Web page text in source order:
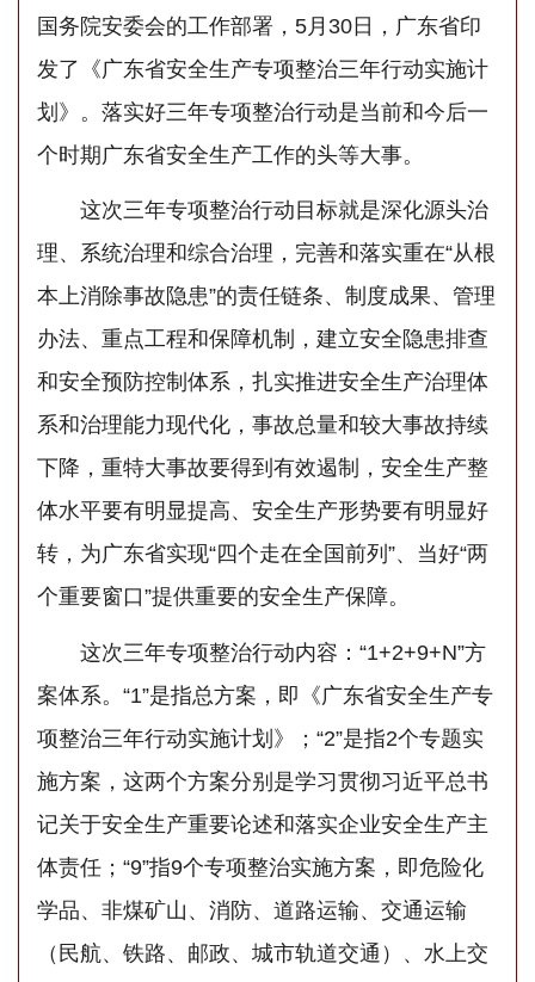
国务院安委会的工作部署，5月30日，广东省印
发了《广东省安全生产专项整治三年行动实施计
划》。落实好三年专项整治行动是当前和今后一
个时期广东省安全生产工作的头等大事。
这次三年专项整治行动目标就是深化源头治
理、系统治理和综合治理，完善和落实重在“从根
本上消除事故隐患”的责任链条、制度成果、管理
办法、重点工程和保障机制，建立安全隐患排查
和安全预防控制体系，扎实推进安全生产治理体
系和治理能力现代化，事故总量和较大事故持续
下降，重特大事故要得到有效遏制，安全生产整
体水平要有明显提高、安全生产形势要有明显好
转，为广东省实现“四个走在全国前列”、当好“两
个重要窗口”提供重要的安全生产保障。
这次三年专项整治行动内容：“1+2+9+N”方
案体系。“1”是指总方案，即《广东省安全生产专
项整治三年行动实施计划》；“2”是指2个专题实
施方案，这两个方案分别是学习贯彻习近平总书
记关于安全生产重要论述和落实企业安全生产主
体责任；“9”指9个专项整治实施方案，即危险化
学品、非煤矿山、消防、道路运输、交通运输
（民航、铁路、邮政、城市轨道交通）、水上交